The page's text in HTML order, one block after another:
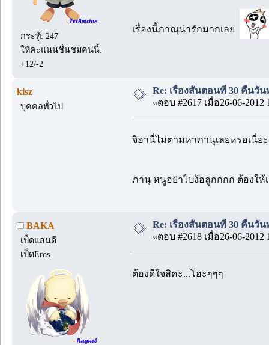
กระทู้: 247
ให้คะแนนชื่นชมคนนี้:
+12/-2
เรื่องนี้ภาณุน่ารักมากเลย
kisz
บุคคลทั่วไป
Re: เรื่องสั้นตอนที่ 30 คืนวั
«ตอบ #2617 เมื่อ26-06-2012
จิอานี่ไม่ตามหาภานุเลยหรอเนี่ย
ภานุ หนูอย่าไปง้อลูกกกก ต้องให้
BAKA
เป็ดแสนดี
เป็ดEros
Re: เรื่องสั้นตอนที่ 30 คืนวั
«ตอบ #2618 เมื่อ26-06-2012
ต้องดีใจสิคะ...โฮะๆๆๆ